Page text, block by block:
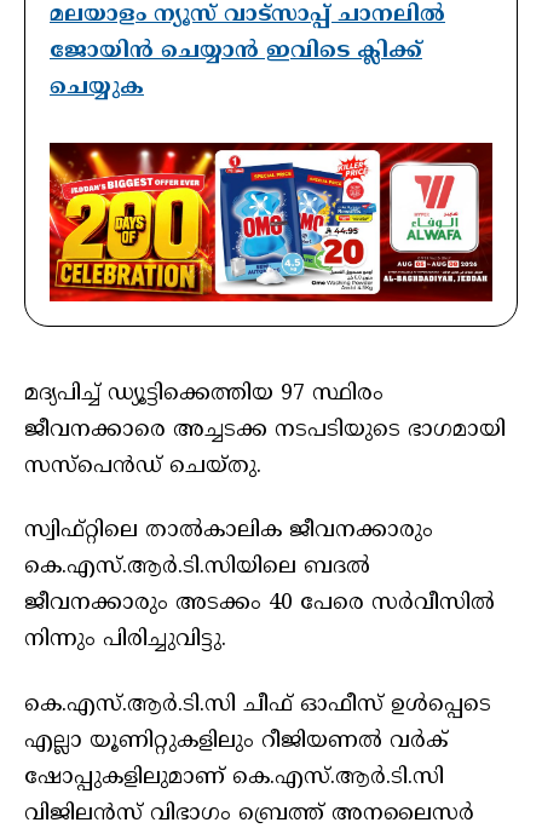
മലയാളം ന്യൂസ് വാട്സാപ്പ് ചാനലിൽ
ജോയിൻ ചെയ്യാൻ ഇവിടെ ക്ലിക്ക്
ചെയ്യുക
മദ്യപിച്ച് ഡ്യൂട്ടിക്കെത്തിയ 97 സ്ഥിരം
ജീവനക്കാരെ അച്ചടക്ക നടപടിയുടെ ഭാഗമായി
സസ്പെൻഡ് ചെയ്തു.
സ്വിഫ്റ്റിലെ താൽകാലിക ജീവനക്കാരും
കെ.എസ്.ആർ.ടി.സിയിലെ ബദൽ
ജീവനക്കാരും അടക്കം 40 പേരെ സർവീസിൽ
നിന്നും പിരിച്ചുവിട്ടു.
കെ.എസ്.ആർ.ടി.സി ചീഫ് ഓഫീസ് ഉൾപ്പെടെ
എല്ലാ യൂണിറ്റുകളിലും റീജിയണൽ വർക്
ഷോപ്പുകളിലുമാണ് കെ.എസ്.ആർ.ടി.സി
വിജിലൻസ് വിഭാഗം ബ്രെത്ത് അനലൈസർ